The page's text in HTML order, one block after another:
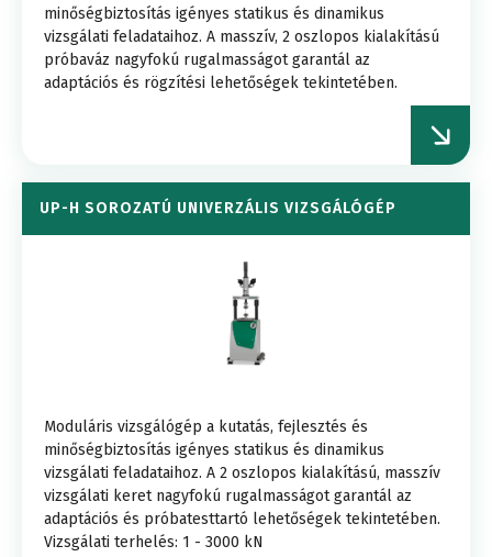
minőségbiztosítás igényes statikus és dinamikus
vizsgálati feladataihoz. A masszív, 2 oszlopos kialakítású
próbaváz nagyfokú rugalmasságot garantál az
adaptációs és rögzítési lehetőségek tekintetében.
UP-H SOROZATÚ UNIVERZÁLIS VIZSGÁLÓGÉP
Moduláris vizsgálógép a kutatás, fejlesztés és
minőségbiztosítás igényes statikus és dinamikus
vizsgálati feladataihoz. A 2 oszlopos kialakítású, masszív
vizsgálati keret nagyfokú rugalmasságot garantál az
adaptációs és próbatesttartó lehetőségek tekintetében.
Vizsgálati terhelés: 1 - 3000 kN